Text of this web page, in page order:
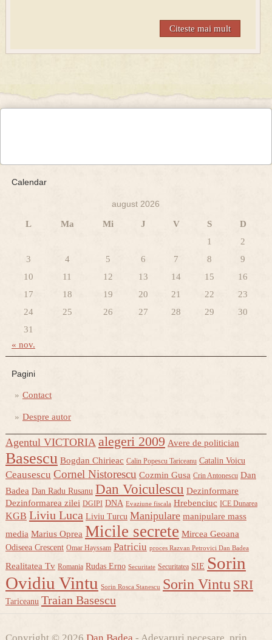
Citeste mai mult
Calendar
august 2026
L Ma Mi J V S
D
1
2
3
4 5 6 7 8
9
10
11 12 13 14 15
16
17
18 19 20 21 22
23
24
25 26 27 28 29
30
31
« nov.
Pagini
Contact
Despre autor
Agentul VICTORIA alegeri 2009 Avere de politician
Basescu Bogdan Chirieac Calin Popescu Tariceanu Catalin Voicu
Ceausescu Cornel Nistorescu Cozmin Gusa Crin Antonescu Dan
Badea Dan Radu Rusanu Dan Voiculescu Dezinformare
Dezinformarea zilei DGIPI DNA Evaziune fiscala Hrebenciuc ICE Dunarea
KGB Liviu Luca Liviu Turcu Manipulare manipulare mass
media Marius Oprea Micile secrete Mircea Geoana
Odiseea Crescent Omar Hayssam Patriciu proces Razvan Petrovici Dan Badea
Realitatea Tv Romania Rudas Erno Securitate Securitatea SIE Sorin
Ovidiu Vintu Sorin Rosca Stanescu Sorin Vintu SRI
Tariceanu Traian Basescu